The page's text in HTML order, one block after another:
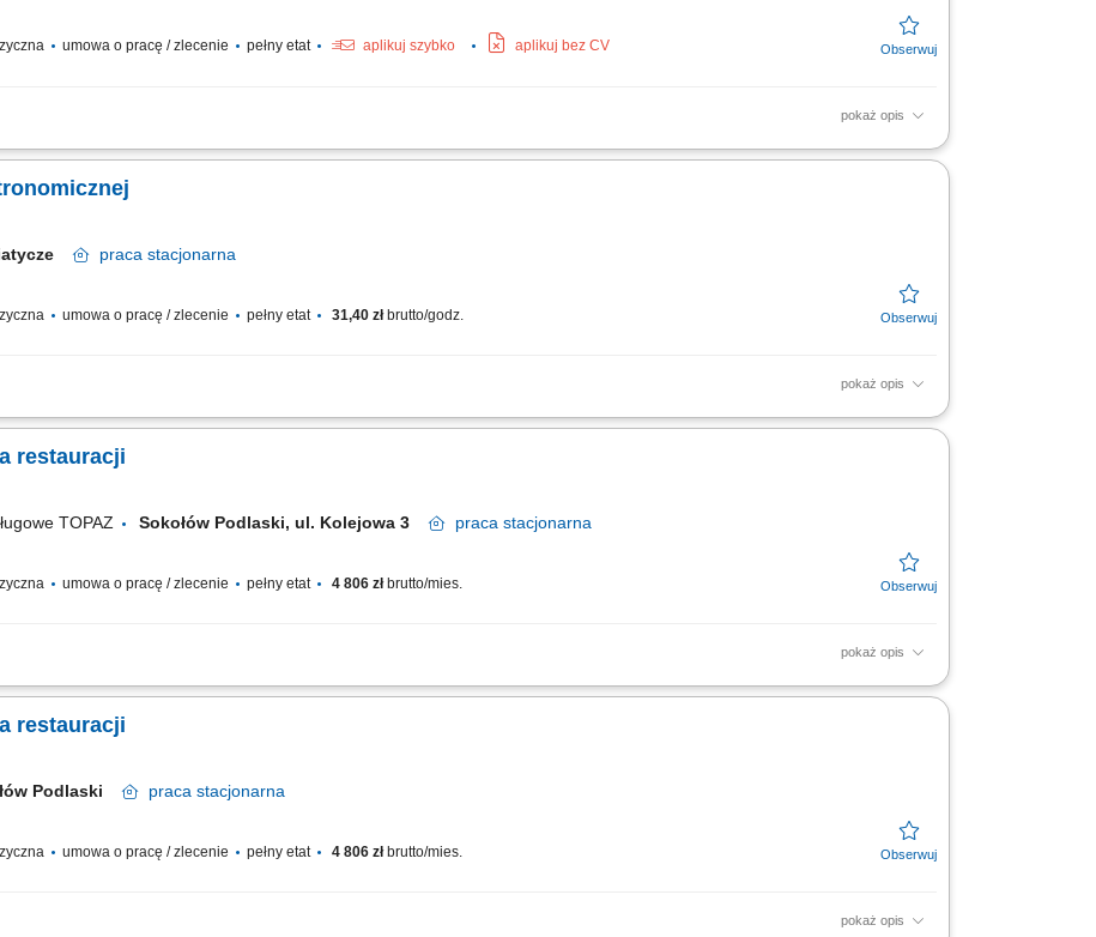
umowa o pracę / zlecenie pełny etat aplikuj szybko aplikuj bez CV
pokaż opis
ręcznie i za pomocą zmywarek; Czyszczenie i dezynfekowanie naczyń, sprzętu kuchennego i kuchni; Utrzymanie zapasów
praca stacjonarna
umowa o pracę / zlecenie pełny etat 31,40 złbrutto/godz.
pokaż opis
klientów oraz budowanie długofalowych relacji, przygotowywanie produktów gastronomicznych zgodnie z obowiązującymi
restauracji
TOPAZ Sokołów Podlaski, ul. Kolejowa 3 praca stacjonarna
umowa o pracę / zlecenie pełny etat 4 806 złbrutto/mies.
pokaż opis
obsługi i budowanie pozytywnych relacji z Klientami; przygotowywanie potraw Top Drive zgodnie ze standardami
restauracji
Podlaski praca stacjonarna
umowa o pracę / zlecenie pełny etat 4 806 złbrutto/mies.
pokaż opis